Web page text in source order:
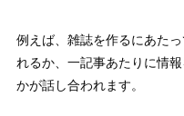
例えば、雑誌を作るにあた
れるか、一記事あたりに情
かが話し合われます。